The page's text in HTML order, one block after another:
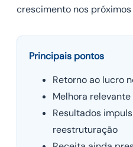
crescimento nos
Principais pontos
Retorno ao lucro
Melhora
Resultados
reestruturação